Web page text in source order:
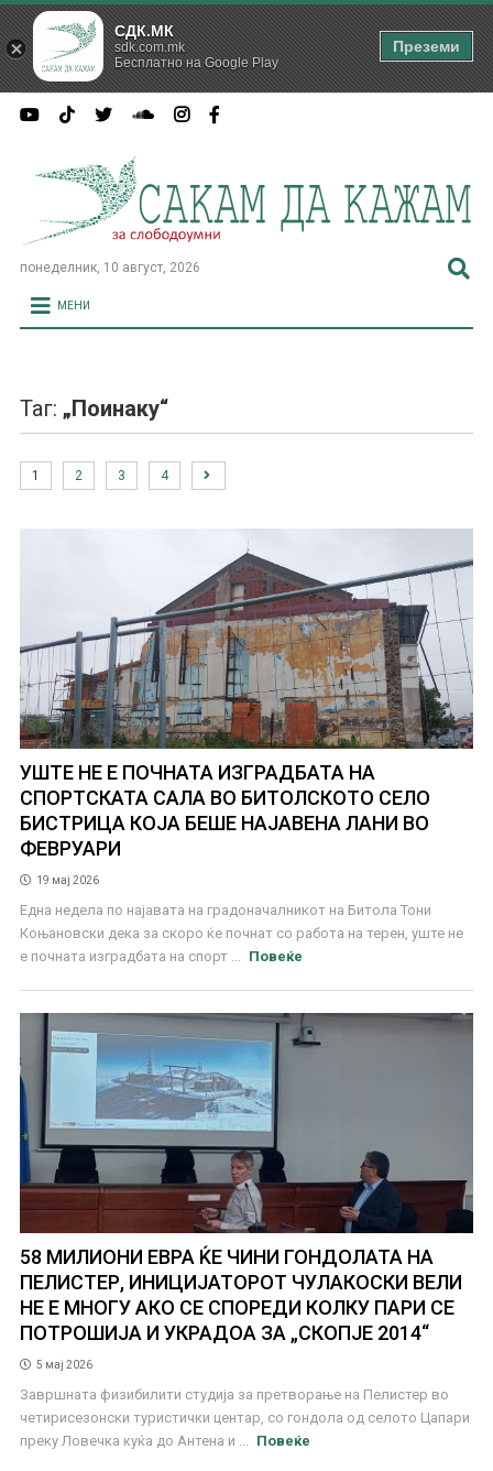
понеделник, 10 август, 2026
МЕНИ
Таг: „Поинаку“
1 2 3 4
УШТЕ НЕ Е ПОЧНАТА ИЗГРАДБАТА НА
СПОРТСКАТА САЛА ВО БИТОЛСКОТО СЕЛО
БИСТРИЦА КОЈА БЕШЕ НАЈАВЕНА ЛАНИ ВО
ФЕВРУАРИ
19 мај 2026
Една недела по најавата на градоначалникот на Битола Тони
Коњановски дека за скоро ќе почнат со работа на терен, уште не
е почната изградбата на спорт ...
Повеќе
58 МИЛИОНИ ЕВРА ЌЕ ЧИНИ ГОНДОЛАТА НА
ПЕЛИСТЕР, ИНИЦИЈАТОРОТ ЧУЛАКОСКИ ВЕЛИ
НЕ Е МНОГУ АКО СЕ СПОРЕДИ КОЛКУ ПАРИ СЕ
ПОТРОШИЈА И УКРАДОА ЗА „СКОПЈЕ 2014“
5 мај 2026
Завршната физибилити студија за претворање на Пелистер во
четирисезонски туристички центар, со гондола од селото Цапари
преку Ловечка куќа до Антена и ...
Повеќе
СДК.МК
sdk.com.mk
Бесплатно на Google Play
Преземи